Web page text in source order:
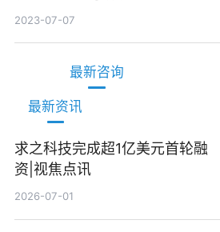
2023-07-07
最新咨询
最新资讯
求之科技完成超1亿美元首轮融
资|视焦点讯
2026-07-01